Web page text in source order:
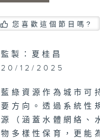
您喜歡這個節目嗎?
監製：夏桂昌
20/12/2025
藍綠資源作為城市可
要方向。透過系統性
源（涵蓋水體網絡、
物多樣性保育，更能